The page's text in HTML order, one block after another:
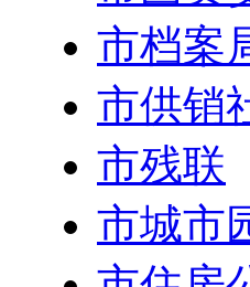
市档案
市供销
市残联
市城市